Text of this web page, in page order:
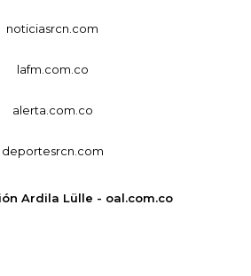
noticiasrcn.com
lafm.com.co
alerta.com.co
deportesrcn.com
Ardila Lülle - oal.com.co